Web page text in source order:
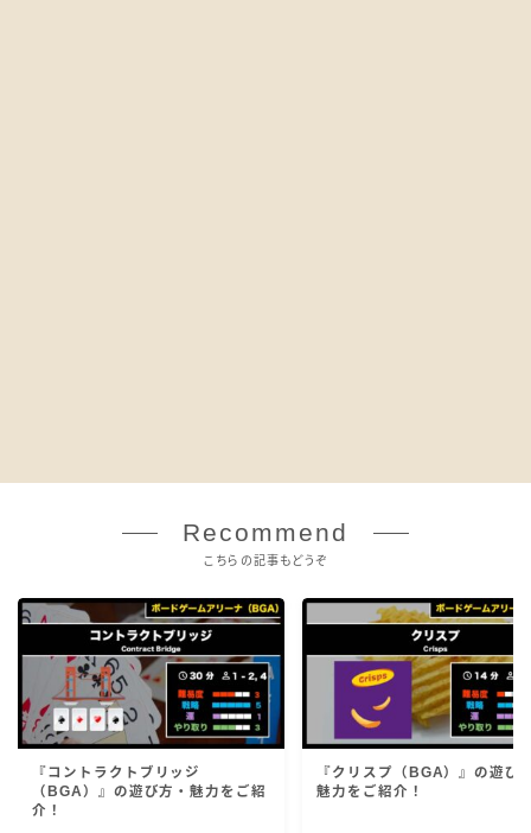
Recommend
こちらの記事もどうぞ
『コントラクトブリッジ
（BGA）』の遊び方・魅力をご紹
介！
『クリスプ（BGA）』の遊び
魅力をご紹介！